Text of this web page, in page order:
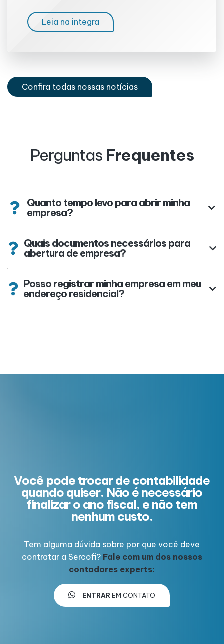
Leia na integra
Confira todas nossas notícias
Perguntas Frequentes
Quanto tempo levo para abrir minha
empresa?
Quais documentos necessários para
abertura de empresa?
Posso registrar minha empresa em meu
endereço residencial?
Você pode trocar de contabilidade
quando quiser. Não é necessário
finalizar o ano fiscal, e não tem
nenhum custo.
Tem alguma dúvida sobre por que você deve
contratar a Sercofi? Fale com um dos nossos
contadores experts:
ENTRAR EM CONTATO